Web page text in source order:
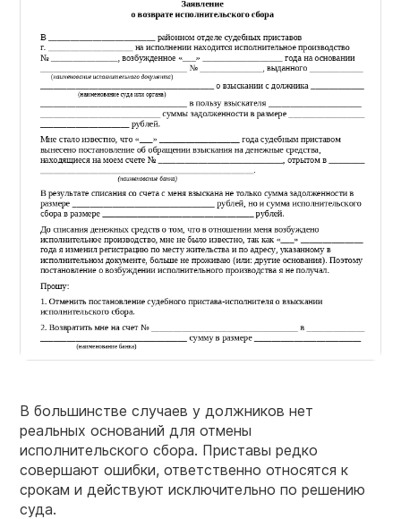
В большинстве случаев у должников нет
реальных оснований для отмены
исполнительского сбора. Приставы редко
совершают ошибки, ответственно относятся к
срокам и действуют исключительно по решению
суда.